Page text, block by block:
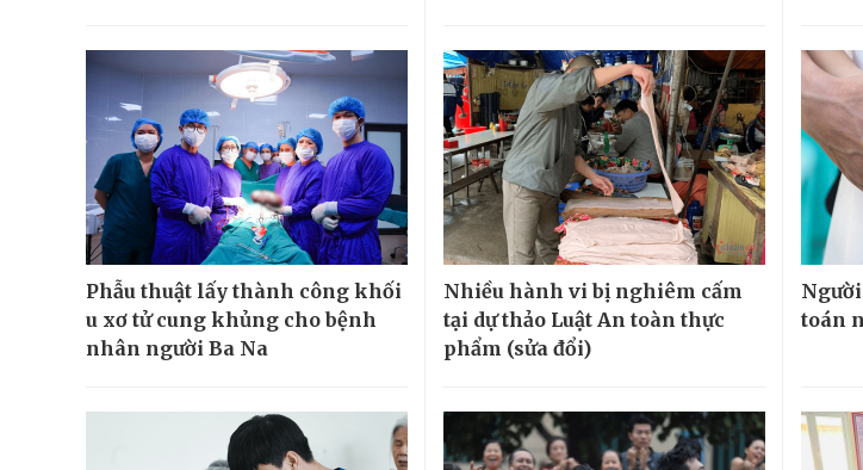
Phẫu thuật lấy thành công khối
u xơ tử cung khủng cho bệnh
nhân người Ba Na
Nhiều hành vi bị nghiêm cấm
tại dự thảo Luật An toàn thực
phẩm (sửa đổi)
toán